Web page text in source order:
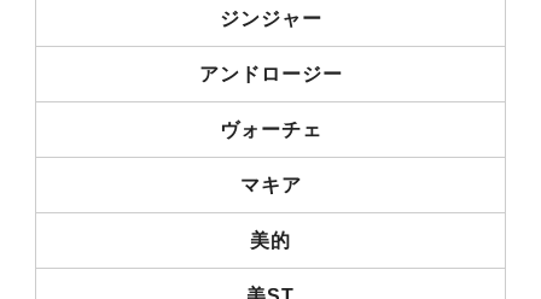
ジンジャー
アンドロージー
ヴォーチェ
マキア
美的